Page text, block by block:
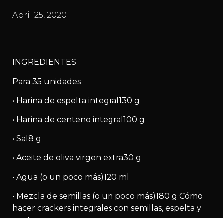
Abril 25, 2020
INGREDIENTES
Para 35 unidades
• Harina de espelta integral130 g
• Harina de centeno integral100 g
• Sal8 g
• Aceite de oliva virgen extra30 g
• Agua (o un poco más)120 ml
• Mezcla de semillas (o un poco más)180 g Cómo
hacer crackers integrales con semillas, espelta y